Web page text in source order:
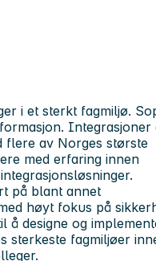
i et sterkt fagmiljø.
Integrasjoner
flere av Norges største
med erfaring innen
på blant annet
høyt fokus på
å designe og
sterkeste fagmiljøer